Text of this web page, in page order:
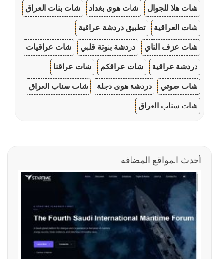
شات هلا للجوال شات هوى بغداد شات بنات العراق
شات العراقية تطبيق دردشة عراقية
شات عزف الناي دردشة بنوتة قلبي شات عراقيات
دردشة عراقية شات عراقكم شات عراقنا
شات صوتي دردشة هوى دجلة شات سناب العراق
شات سناب العراق
أحدث المواقع المضافه